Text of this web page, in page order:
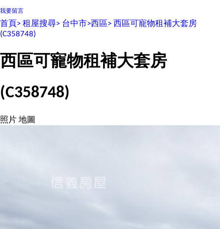
我要留言
首頁> 租屋搜尋> 台中市>西區> 西區可寵物租補大套房
(C358748)
西區可寵物租補大套房
(C358748)
照片 地圖